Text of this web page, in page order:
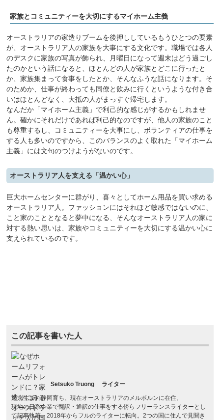
家族とコミュニティーを大切にするマイホーム主義
オーストラリアの家造りブームを後押ししているもうひとつの要素
が、オーストラリア人の家族を大事にする文化です。職場では各人
のデスクに家族の写真が飾られ、月曜日になって週末はどう過ごし
たのかという話になると、ほとんどの人が家族とどこに行ったと
か、家族集まって食事をしたとか、そんなふうな話になります。そ
のためか、仕事が終わっても同僚と飲みに行くというような付き合
いはほとんどなく、大抵の人がまっすぐ帰宅します。
なんだか「マイホーム主義」で利己的な感じがするかもしれませ
ん。確かにそれだけであれば利己的なのですが、他人の家族のこと
も尊重するし、コミュニティーを大事にし、ボランティアの仕事を
する人も多いのですから、このバランスのよく取れた「マイホーム
主義」には文句のつけようがないのです。
オーストラリア人を支える「温かい心」
巨大ホームセンターに群がり、喜々としてホーム用品を買い求める
オーストラリア人。ファッションにはそれほど敏感ではないのに、
こと家のこととなると夢中になる、そんなオーストラリア人の家に
対する熱い思いは、家族やコミュニティーを大切にする温かい心に
支えられているのです。
この記事を書いた人
Setsuko Truong
ライター
東京生まれ静岡育ち、現在オーストラリアのメルボルンに在住。
現地の日系企業で翻訳・通訳の仕事をする傍らフリーランスライターとし
て記事執筆。2018年からフルのライターに転向。2つの国に住んで見聞き